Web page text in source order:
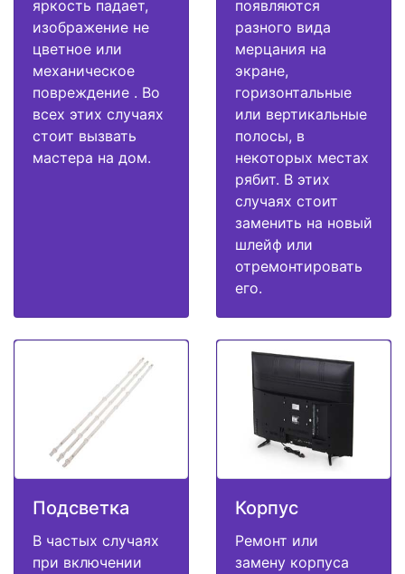
яркость падает,
изображение не
цветное или
механическое
повреждение . Во
всех этих случаях
стоит вызвать
мастера на дом.
появляются
разного вида
мерцания на
экране,
горизонтальные
или вертикальные
полосы, в
некоторых местах
рябит. В этих
случаях стоит
заменить на новый
шлейф или
отремонтировать
его.
Подсветка
В частых случаях
при включении
Корпус
Ремонт или
замену корпуса